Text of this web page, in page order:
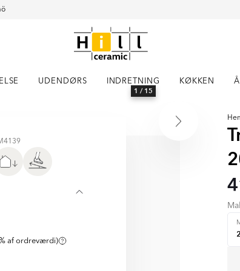
UDENDØRS INDRETNING KØKKEN
1 / 15
af ordreværdi)